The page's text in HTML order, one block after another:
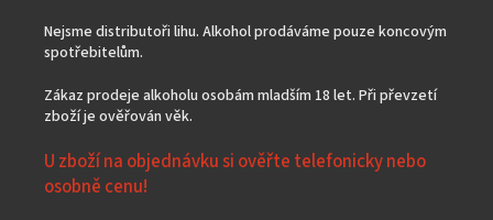
Nejsme distributoři lihu. Alkohol prodáváme pouze koncovým
spotřebitelům.
Zákaz prodeje alkoholu osobám mladším 18 let. Při převzetí
zboží je ověřován věk.
U zboží na objednávku si ověřte telefonicky nebo
osobně cenu!